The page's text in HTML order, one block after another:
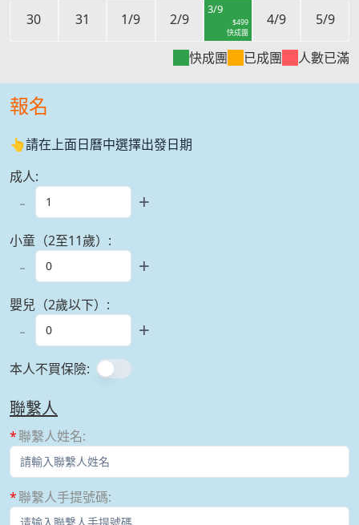
30 31 1/9 2/9
3/9
$499
快成團
4/9 5/9
快成團 已成團 人數已滿
報名
👆請在上面日曆中選擇出發日期
成人:
- +
小童（2至11歲） :
- +
嬰兒（2歲以下） :
- +
本人不買保險:
聯繫人
聯繫人姓名:
聯繫人手提號碼: